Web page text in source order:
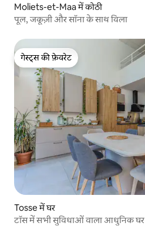
Moliets-et-Maa में कोठी
पूल, जकूज़ी और सॉना के साथ विला
गेस्ट्स की फ़ेवरेट
गेस्ट्स की फ़ेवरेट
Tosse में घर
टॉस में सभी सुविधाओं वाला आधुनिक घर